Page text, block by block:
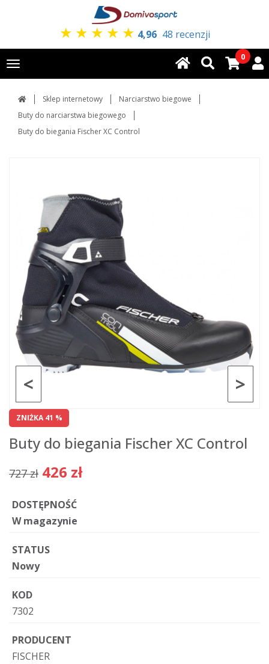
★ ★ ★ ★ ★ 4,96 48 recenzji
Toggle
navigation
0
Sklep internetowy
Narciarstwo biegowe
Buty do narciarstwa biegowego
Buty do biegania Fischer XC Control
>
<
ZNIŻKA 41 %
Buty do biegania Fischer XC Control
727 zł 426 zł
DOSTĘPNOŚĆ
W magazynie
STATUS
Nowy
KOD
7302
PRODUCENT
FISCHER